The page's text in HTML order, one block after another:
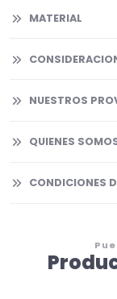
MATERIAL
NUESTROS
QUIENES
CONDICIONES